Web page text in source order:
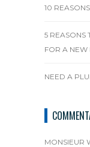
10
5 REASONS
FOR A NEW
NEED A
MONSIEUR